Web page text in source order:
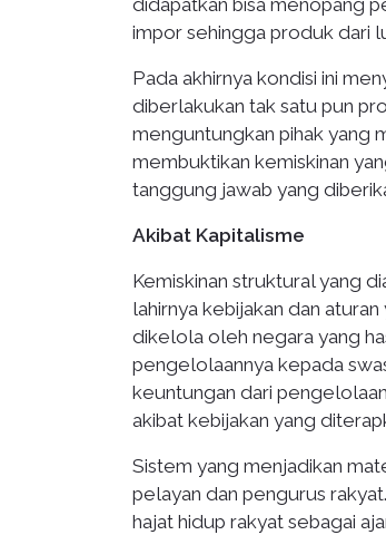
didapatkan bisa menopang
impor sehingga produk dari
Pada akhirnya kondisi ini
diberlakukan tak satu pun
menguntungkan pihak yang
membuktikan kemiskinan
tanggung jawab yang
Akibat Kapitalisme
Kemiskinan struktural yang
lahirnya kebijakan dan
dikelola oleh negara yang
pengelolaannya kepada
keuntungan dari
akibat kebijakan yang
Sistem yang menjadikan
pelayan dan pengurus
hajat hidup rakyat sebagai